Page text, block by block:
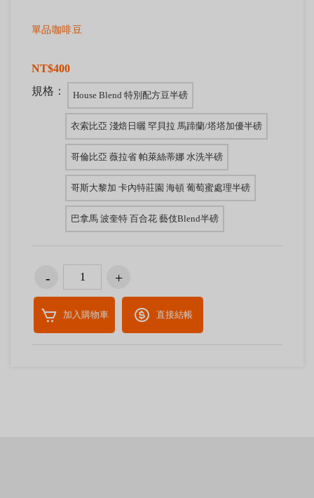
單品咖啡豆
NT$400
規格：
House Blend 特別配方豆半磅
衣索比亞 淺焙日曬 罕貝拉 馬蹄蘭/塔塔加優半磅
哥倫比亞 薇拉省 帕萊絲蒂娜 水洗半磅
哥斯大黎加 卡內特莊園 海頓 葡萄蜜處理半磅
巴拿馬 波奎特 百合花 藝伎Blend半磅
加入購物車 直接結帳